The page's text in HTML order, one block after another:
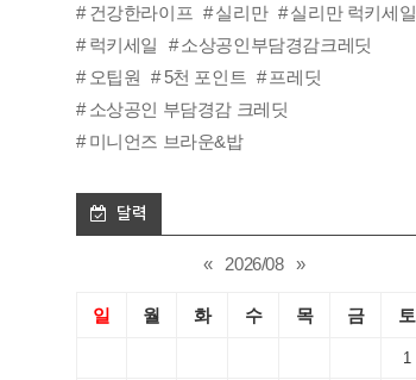
건강한라이프
실리만
실리만 럭키세일
럭키세일
소상공인부담경감크레딧
오팁원
5천 포인트
프레딧
소상공인 부담경감 크레딧
미니언즈 브라운&밥
달력
« 2026/08 »
일 월 화 수 목 금 토
1